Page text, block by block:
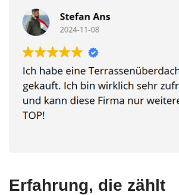
Erfahrung, die zählt